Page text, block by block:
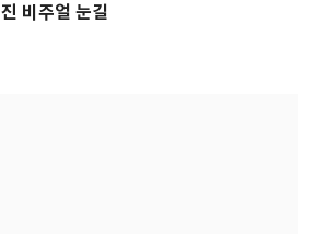
진 비주얼 눈길